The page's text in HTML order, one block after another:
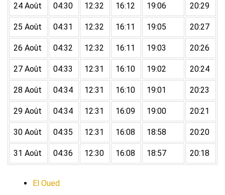
24 Août 04:30 12:32 16:12 19:06 20:29
25 Août 04:31 12:32 16:11 19:05 20:27
26 Août 04:32 12:32 16:11 19:03 20:26
27 Août 04:33 12:31 16:10 19:02 20:24
28 Août 04:34 12:31 16:10 19:01 20:23
29 Août 04:34 12:31 16:09 19:00 20:21
30 Août 04:35 12:31 16:08 18:58 20:20
31 Août 04:36 12:30 16:08 18:57 20:18
El Oued